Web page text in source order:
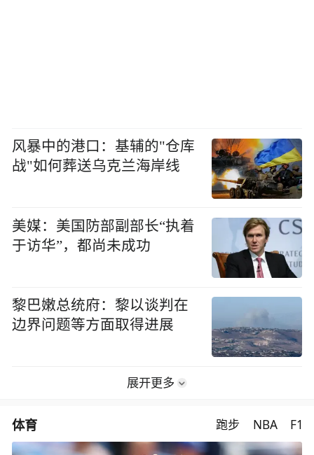
风暴中的港口：基辅的"仓库
战"如何葬送乌克兰海岸线
美媒：美国防部副部长“执着
于访华”，都尚未成功
黎巴嫩总统府：黎以谈判在
边界问题等方面取得进展
展开更多
体育 跑步 NBA F1